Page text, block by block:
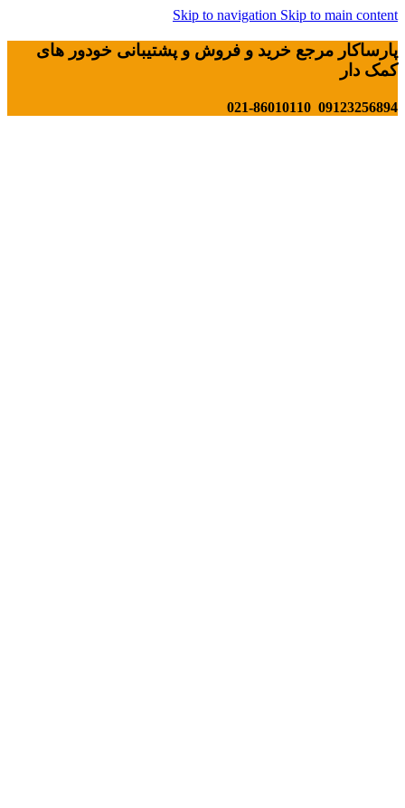
Skip to navigation Skip to main content
پارساکار مرجع خرید و فروش و پشتیبانی خودور های
کمک دار
09123256894 021-86010110